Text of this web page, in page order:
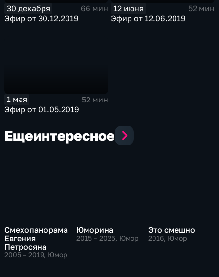
30 декабря
66 мин
Эфир от 30.12.2019
12 июня
52 мин
Эфир от 12.06.2019
1 мая
52 мин
Эфир от 01.05.2019
Ещеинтересное
Смехопанорама
Евгения
Петросяна
2005 – 2019, Юмор
Юморина
2015 – 2025, Юмор
Это смешно
2016, Юмор